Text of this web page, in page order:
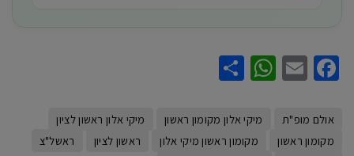
Facebook
Email
WhatsApp
אולם מופ"ת מיקי אלון מקומון ראשון
מיקי אלון ראשון לציון
מקומון ראשון
מקומון ראשון מיקי אלון ראשון לציון
ראשל"צ